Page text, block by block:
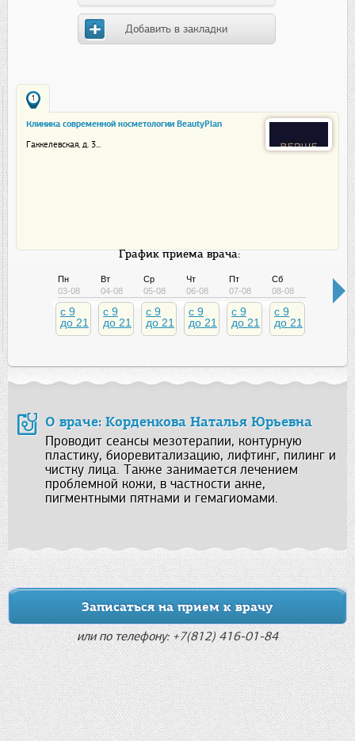
Добавить в закладки
1
Клиника современной косметологии BeautyPlan
Гаккелевская, д. 3...
График приема врача:
Пн
03-08
c 9
до 21
Вт
04-08
c 9
до 21
Ср
05-08
c 9
до 21
Чт
06-08
c 9
до 21
Пт
07-08
c 9
до 21
Сб
08-08
c 9
до 21
О враче: Корденкова Наталья Юрьевна
Проводит сеансы мезотерапии, контурную
пластику, биоревитализацию, лифтинг, пилинг и
чистку лица. Также занимается лечением
проблемной кожи, в частности акне,
пигментными пятнами и гемагиомами.
Записаться на прием к врачу
или по телефону: +7(812) 416-01-84